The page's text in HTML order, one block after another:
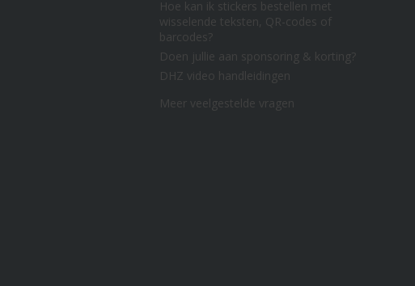
Hoe kan ik stickers bestellen met
wisselende teksten, QR-codes of
barcodes?
Doen jullie aan sponsoring & korting?
DHZ video handleidingen
Meer veelgestelde vragen